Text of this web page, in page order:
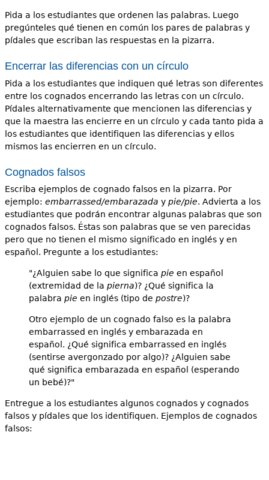
Pida a los estudiantes que ordenen las palabras. Luego
pregúnteles qué tienen en común los pares de palabras y
pídales que escriban las respuestas en la pizarra.
Encerrar las diferencias con un círculo
Pida a los estudiantes que indiquen qué letras son diferentes
entre los cognados encerrando las letras con un círculo.
Pídales alternativamente que mencionen las diferencias y
que la maestra las encierre en un círculo y cada tanto pida a
los estudiantes que identifiquen las diferencias y ellos
mismos las encierren en un círculo.
Cognados falsos
Escriba ejemplos de cognado falsos en la pizarra. Por
ejemplo: embarrassed/embarazada y pie/pie. Advierta a los
estudiantes que podrán encontrar algunas palabras que son
cognados falsos. Éstas son palabras que se ven parecidas
pero que no tienen el mismo significado en inglés y en
español. Pregunte a los estudiantes:
"¿Alguien sabe lo que significa pie en español
(extremidad de la pierna)? ¿Qué significa la
palabra pie en inglés (tipo de postre)?
Otro ejemplo de un cognado falso es la palabra
embarrassed en inglés y embarazada en
español. ¿Qué significa embarrassed en inglés
(sentirse avergonzado por algo)? ¿Alguien sabe
qué significa embarazada en español (esperando
un bebé)?"
Entregue a los estudiantes algunos cognados y cognados
falsos y pídales que los identifiquen. Ejemplos de cognados
falsos: